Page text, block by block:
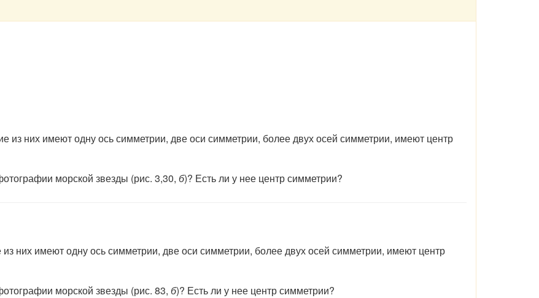
из них имеют одну ось симметрии, две оси симметрии, более двух осей симметрии, имеют центр
морской звезды (рис. 3,30, б)? Есть ли у нее центр симметрии?
них имеют одну ось симметрии, две оси симметрии, более двух осей симметрии, имеют центр
морской звезды (рис. 83, б)? Есть ли у нее центр симметрии?